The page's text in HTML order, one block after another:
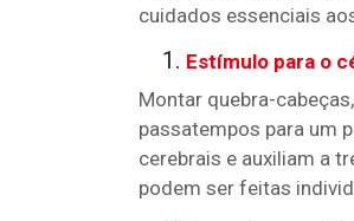
cuidados essenciais
Estímulo para o
Montar quebra-
passatempos para um
cerebrais e auxiliam a
podem ser feitas